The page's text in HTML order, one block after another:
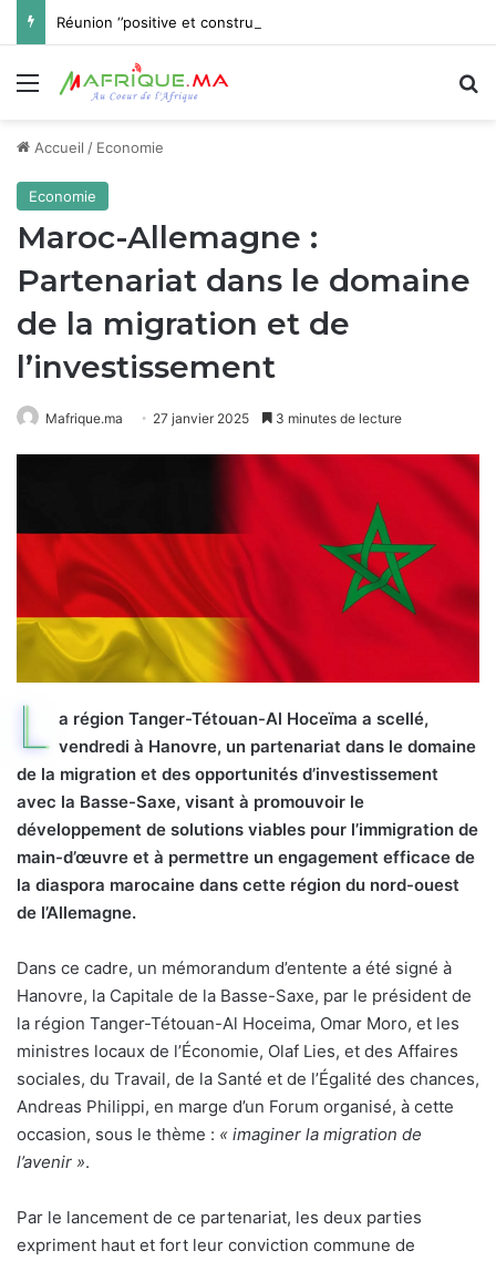
Menu
Accueil / Economie
Economie
Maroc-Allemagne :
Partenariat dans le domaine
de la migration et de
l’investissement
Mafrique.ma 27 janvier 2025 3 minutes de lecture
L a région Tanger-Tétouan-Al Hoceïma a scellé,
vendredi à Hanovre, un partenariat dans le domaine
de la migration et des opportunités d’investissement
avec la Basse-Saxe, visant à promouvoir le
développement de solutions viables pour l’immigration de
main-d’œuvre et à permettre un engagement efficace de
la diaspora marocaine dans cette région du nord-ouest
de l’Allemagne.
Dans ce cadre, un mémorandum d’entente a été signé à
Hanovre, la Capitale de la Basse-Saxe, par le président de
la région Tanger-Tétouan-Al Hoceima, Omar Moro, et les
ministres locaux de l’Économie, Olaf Lies, et des Affaires
sociales, du Travail, de la Santé et de l’Égalité des chances,
Andreas Philippi, en marge d’un Forum organisé, à cette
occasion, sous le thème : « imaginer la migration de
l’avenir ».
Par le lancement de ce partenariat, les deux parties
expriment haut et fort leur conviction commune de